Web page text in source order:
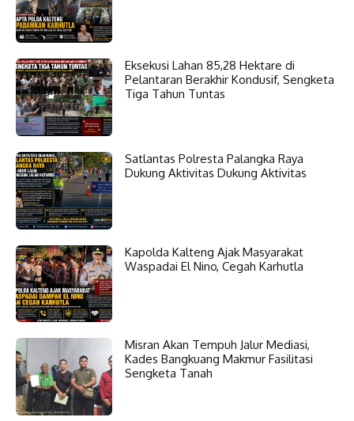
Eksekusi Lahan 85,28 Hektare di
Pelantaran Berakhir Kondusif, Sengketa
Tiga Tahun Tuntas
Satlantas Polresta Palangka Raya
Dukung Aktivitas Dukung Aktivitas
Kapolda Kalteng Ajak Masyarakat
Waspadai El Nino, Cegah Karhutla
Misran Akan Tempuh Jalur Mediasi,
Kades Bangkuang Makmur Fasilitasi
Sengketa Tanah